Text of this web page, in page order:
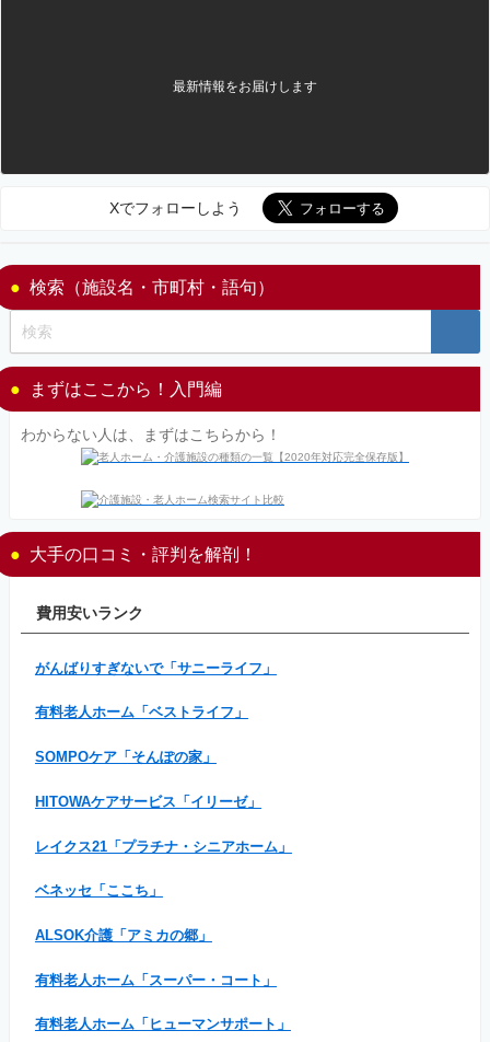
最新情報をお届けします
Xでフォローしよう
検索（施設名・市町村・語句）
まずはここから！入門編
わからない人は、まずはこちらから！
大手の口コミ・評判を解剖！
費用安いランク
がんばりすぎないで「サニーライフ」
有料老人ホーム「ベストライフ」
SOMPOケア「そんぽの家」
HITOWAケアサービス「イリーゼ」
レイクス21「プラチナ・シニアホーム」
ベネッセ「ここち」
ALSOK介護「アミカの郷」
有料老人ホーム「スーパー・コート」
有料老人ホーム「ヒューマンサポート」